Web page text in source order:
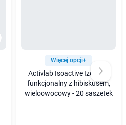
Więcej opcji+
Activlab Isoactive Izotonik
funkcjonalny z hibiskusem,
wieloowocowy - 20 saszetek